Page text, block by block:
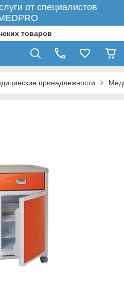
от специалистов
товаров
принадлежности